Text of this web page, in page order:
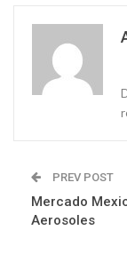
PREV POST
Mercado
Aerosoles